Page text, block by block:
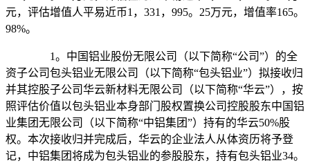
元，评估增值人平易近币1，331，995。25万元，增值率165。
98%。
1。中国铝业股份无限公司（以下简称“公司”）的全
资子公司包头铝业无限公司（以下简称“包头铝业”）拟接收归
并其控股子公司华云新材料无限公司（以下简称“华云”），按
照评估价值以包头铝业本身部门股权置换公司控股股东中国铝
业集团无限公司（以下简称“中铝集团”）持有的华云50%股
权。本次接收归并完成后，华云的企业法人从体资历将予登
记，中铝集团将成为包头铝业的参股股东，持有包头铝业34。